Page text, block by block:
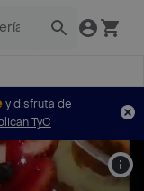
y disfruta de
TyC